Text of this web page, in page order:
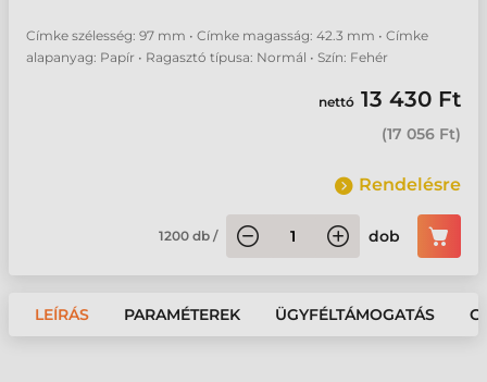
Címke szélesség: 97 mm • Címke magasság: 42.3 mm • Címke
alapanyag: Papír • Ragasztó típusa: Normál • Szín: Fehér
nettó 13 430 Ft
(17 056 Ft)
Rendelésre
1200 db / dob
LEÍRÁS PARAMÉTEREK ÜGYFÉLTÁMOGATÁS